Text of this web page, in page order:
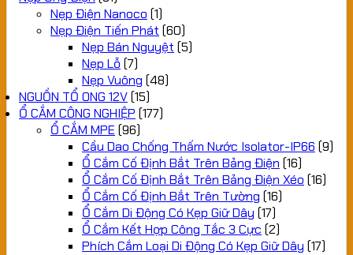
Nẹp Điện Nanoco (1)
Nẹp Điện Tiến Phát (60)
Nẹp Bán Nguyệt (5)
Nẹp Lỗ (7)
Nẹp Vuông (48)
NGUỒN TỔ ONG 12V(15)
Ổ CẮM CÔNG NGHIỆP (177)
Ổ CẮM MPE (96)
Cầu Dao Chống Thấm Nước Isolator-IP66 (9)
Ổ Cắm Cố Định Bắt Trên Bảng Điện (16)
Ổ Cắm Cố Định Bắt Trên Bảng Điện Xéo (16)
Ổ Cắm Cố Định Bắt Trên Tường (16)
Ổ Cắm Di Động Có Kẹp Giữ Dây (17)
Ổ Cắm Kết Hợp Công Tắc 3 Cực (2)
Phích Cắm Loại Di Động Có Kẹp Giữ Dây (17)